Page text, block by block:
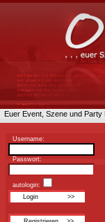
Euer Event, Szene und
Username:
Passwort:
autologin: